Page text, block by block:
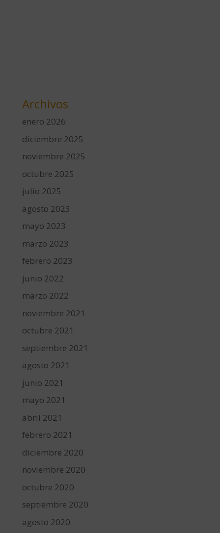
Archivos
enero 2026
diciembre 2025
noviembre 2025
octubre 2025
julio 2025
agosto 2023
mayo 2023
marzo 2023
febrero 2023
junio 2022
marzo 2022
noviembre 2021
octubre 2021
septiembre 2021
agosto 2021
junio 2021
mayo 2021
abril 2021
febrero 2021
diciembre 2020
noviembre 2020
octubre 2020
septiembre 2020
agosto 2020